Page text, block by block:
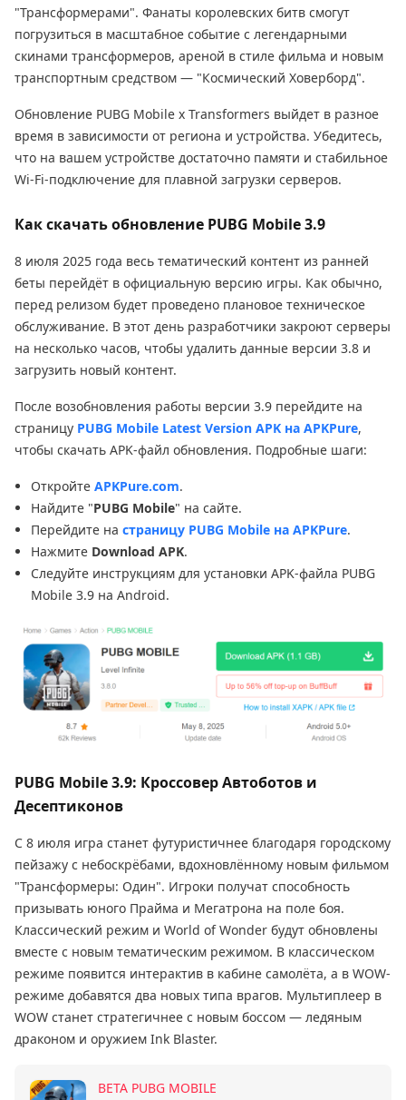
"Трансформерами". Фанаты королевских битв смогут
погрузиться в масштабное событие с легендарными
скинами трансформеров, ареной в стиле фильма и новым
транспортным средством — "Космический Ховерборд".
Обновление PUBG Mobile x Transformers выйдет в разное
время в зависимости от региона и устройства. Убедитесь,
что на вашем устройстве достаточно памяти и стабильное
Wi-Fi-подключение для плавной загрузки серверов.
Как скачать обновление PUBG Mobile 3.9
8 июля 2025 года весь тематический контент из ранней
беты перейдёт в официальную версию игры. Как обычно,
перед релизом будет проведено плановое техническое
обслуживание. В этот день разработчики закроют серверы
на несколько часов, чтобы удалить данные версии 3.8 и
загрузить новый контент.
После возобновления работы версии 3.9 перейдите на
страницу PUBG Mobile Latest Version APK на APKPure,
чтобы скачать APK-файл обновления. Подробные шаги:
Откройте APKPure.com.
Найдите "PUBG Mobile" на сайте.
Перейдите на страницу PUBG Mobile на APKPure.
Нажмите Download APK.
Следуйте инструкциям для установки APK-файла PUBG
Mobile 3.9 на Android.
PUBG Mobile 3.9: Кроссовер Автоботов и
Десептиконов
С 8 июля игра станет футуристичнее благодаря городскому
пейзажу с небоскрёбами, вдохновлённому новым фильмом
"Трансформеры: Один". Игроки получат способность
призывать юного Прайма и Мегатрона на поле боя.
Классический режим и World of Wonder будут обновлены
вместе с новым тематическим режимом. В классическом
режиме появится интерактив в кабине самолёта, а в WOW-
режиме добавятся два новых типа врагов. Мультиплеер в
WOW станет стратегичнее с новым боссом — ледяным
драконом и оружием Ink Blaster.
BETA PUBG MOBILE